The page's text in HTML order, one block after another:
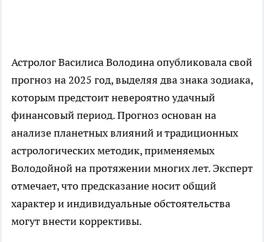
Астролог Василиса Володина опубликовала свой
прогноз на 2025 год, выделяя два знака зодиака,
которым предстоит невероятно удачный
финансовый период. Прогноз основан на
анализе планетных влияний и традиционных
астрологических методик, применяемых
Володойной на протяжении многих лет. Эксперт
отмечает, что предсказание носит общий
характер и индивидуальные обстоятельства
могут внести коррективы.